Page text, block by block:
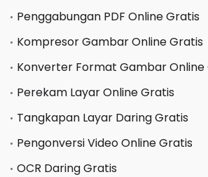
Penggabungan PDF Online Gratis
Kompresor Gambar Online Gratis
Konverter Format Gambar Online
Perekam Layar Online Gratis
Tangkapan Layar Daring Gratis
Pengonversi Video Online Gratis
OCR Daring Gratis